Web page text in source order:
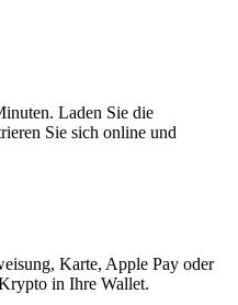
Laden Sie die
Sie sich online und
Karte, Apple Pay oder
in Ihre Wallet.